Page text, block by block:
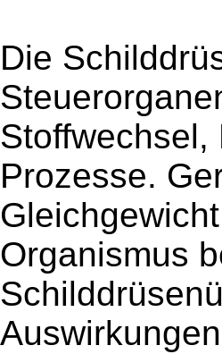
Die
Prozesse.
Organismus